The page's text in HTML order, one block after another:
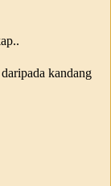
kandang